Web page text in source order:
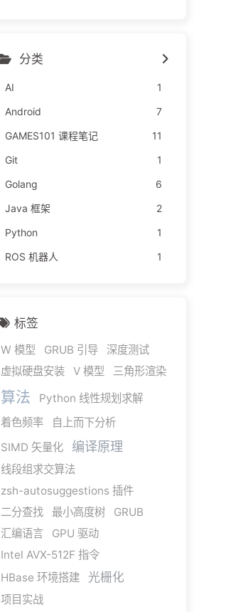
分类
AI
1
Android
7
GAMES101 课程笔记
11
Git
1
Golang
6
Java 框架
2
Python
1
ROS 机器人
1
标签
W 模型 GRUB 引导
深度测试
虚拟硬盘安装
V 模型 三角形渲染
算法
Python 线性规划求解
着色频率
自上而下分析
SIMD 矢量化
编译原理
线段组求交算法
zsh-autosuggestions 插件
二分查找
最小高度树
GRUB
汇编语言
GPU 驱动
Intel AVX-512F 指令
HBase 环境搭建
光栅化
项目实战